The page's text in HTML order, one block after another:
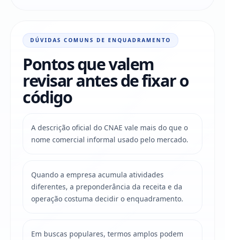
DÚVIDAS COMUNS DE ENQUADRAMENTO
Pontos que valem
revisar antes de fixar o
código
A descrição oficial do CNAE vale mais do que o
nome comercial informal usado pelo mercado.
Quando a empresa acumula atividades
diferentes, a preponderância da receita e da
operação costuma decidir o enquadramento.
Em buscas populares, termos amplos podem